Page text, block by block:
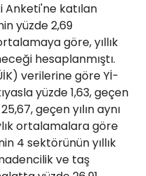
Anketi'ne katılan
yüzde 2,69
göre, yıllık
hesaplanmıştı.
verilerine göre Yİ-
yüzde 1,63, geçen
geçen yılın aynı
ortalamalara göre
4 sektörünün yıllık
ve taş